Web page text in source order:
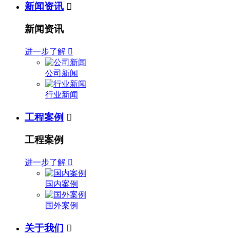
新闻资讯 
新闻资讯
进一步了解 
公司新闻
行业新闻
工程案例 
工程案例
进一步了解 
国内案例
国外案例
关于我们 